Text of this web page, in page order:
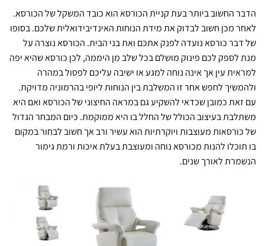
הדבר החשוב ביותר בעת קניית הכורסא הוא כובד המשקל של הכורסא.
לאחר מכן חשוב לבדוק את מידת הנוחות האינדיבידואלית שלכם. בסופו
של דבר כורסא נועדה לפנק אתכם ואת בני הבית. הכורסא נוצרה על
מנת לספק לכם פינוק מושלם בכל שלב מן היממה, לכן כורסא שהיא יפה
למראית עין אך אינה נוחה למגע או ישיבה עליכם לפסול במהרה
ולהמשיך לחפש אחר זו המשלבת בין הנוחות ליופי בהרמוניה מדויקת.
עם זאת כמובן שכדאי להשקיע גם במראה החיצוני של הכורסא ואם היא
משתלבת בעיצוב הכולל של החלל בו היא ממוקמת. כיום המבחר הגדול
של כורסאות מעוצבות ויוקרתיות הוא עשיר ורב אך חשוב לבחור במקום
בו תוכלו להנות מכורסא נוחה ומעוצבת בעלת איכות ורמת גימור
הנשמרת לאורך שנים.